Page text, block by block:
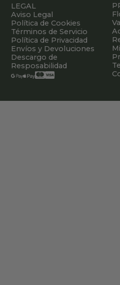
LEGAL
Aviso Legal
Política de Cookies
Términos de Servicio
Política de Privacidad
Envíos y Devoluciones
Descargo de
Resposabilidad